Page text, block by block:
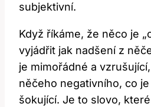
subjektivní.
Když říkáme, že něco je
vyjádřit jak nadšení z
je mimořádné a
něčeho negativního, co
šokující. Je to slovo,